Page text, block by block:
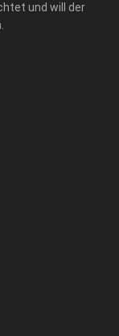
und will der